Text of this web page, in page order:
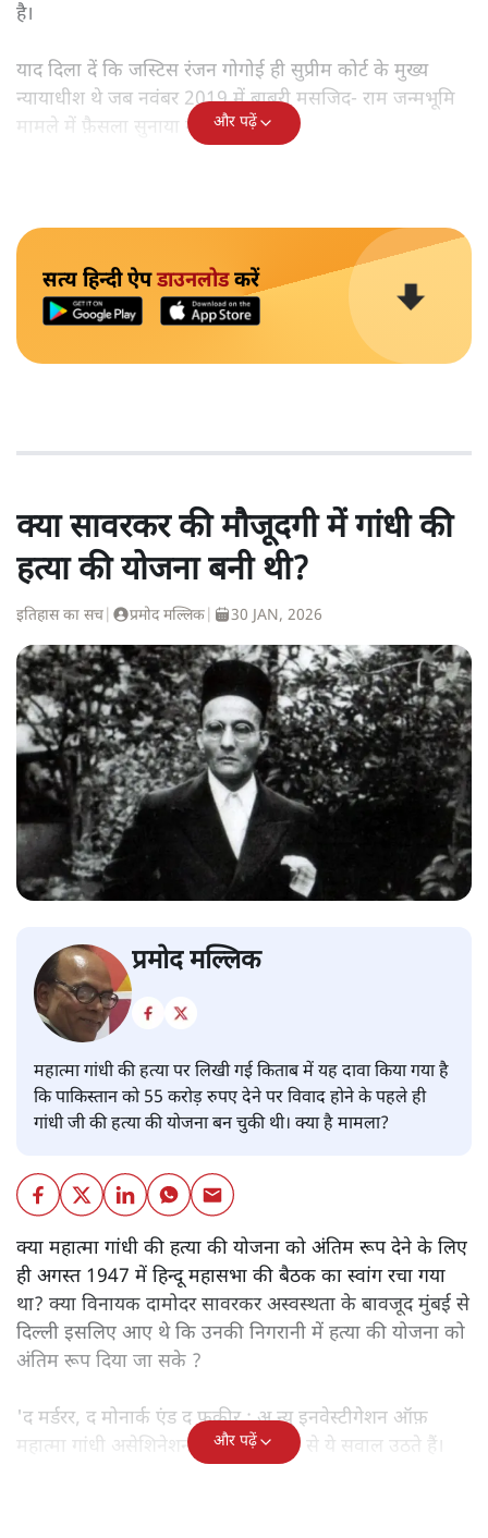
है।
याद दिला दें कि जस्टिस रंजन गोगोई ही सुप्रीम कोर्ट के मुख्य
न्यायाधीश थे जब नवंबर 2019 में बाबरी मसजिद- राम जन्मभूमि
मामले में फ़ैसला सुनाया गया था।
और पढ़ें
सत्य हिन्दी ऐपडाउनलोडकरें
क्या सावरकर की मौजूदगी में गांधी की
हत्या की योजना बनी थी?
इतिहास का सच प्रमोद मल्लिक 30 JAN, 2026
प्रमोद मल्लिक
महात्मा गांधी की हत्या पर लिखी गई किताब में यह दावा किया गया है
कि पाकिस्तान को 55 करोड़ रुपए देने पर विवाद होने के पहले ही
गांधी जी की हत्या की योजना बन चुकी थी। क्या है मामला?
क्या महात्मा गांधी की हत्या की योजना को अंतिम रूप देने के लिए
ही अगस्त 1947 में हिन्दू महासभा की बैठक का स्वांग रचा गया
था? क्या विनायक दामोदर सावरकर अस्वस्थता के बावजूद मुंबई से
दिल्ली इसलिए आए थे कि उनकी निगरानी में हत्या की योजना को
अंतिम रूप दिया जा सके ?
'द मर्डरर, द मोनार्क एंड द फ़कीर : अ न्यू इनवेस्टीगेशन ऑफ़
महात्मा गांधी असेशिनेशन' नामक किताब से ये सवाल उठते हैं।
और पढ़ें